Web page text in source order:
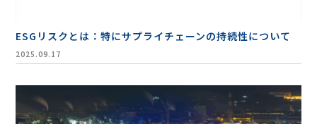
ESGリスクとは：特にサプライチェーンの持続性について
2025.09.17